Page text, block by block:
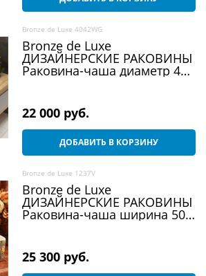
Bronze de Luxe 4042WG
Bronze de Luxe
ДИЗАЙНЕРСКИЕ РАКОВИНЫ
Раковина-чаша диаметр 40
22 000 руб.
ДОБАВИТЬ В КОРЗИНУ
Bronze de Luxe 1237V
Bronze de Luxe
ДИЗАЙНЕРСКИЕ РАКОВИНЫ
Раковина-чаша ширина 50
25 300 руб.